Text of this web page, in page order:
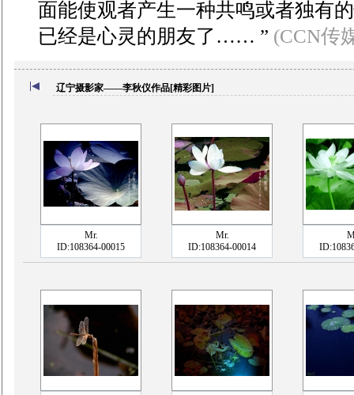
面能使观者产生一种共鸣或者独有
已经是心灵的朋友了…… ” (CCN传
辽宁摄影家——李秋仪作品[精彩图片]
Mr.
ID:108364-00015
Mr.
ID:108364-00014